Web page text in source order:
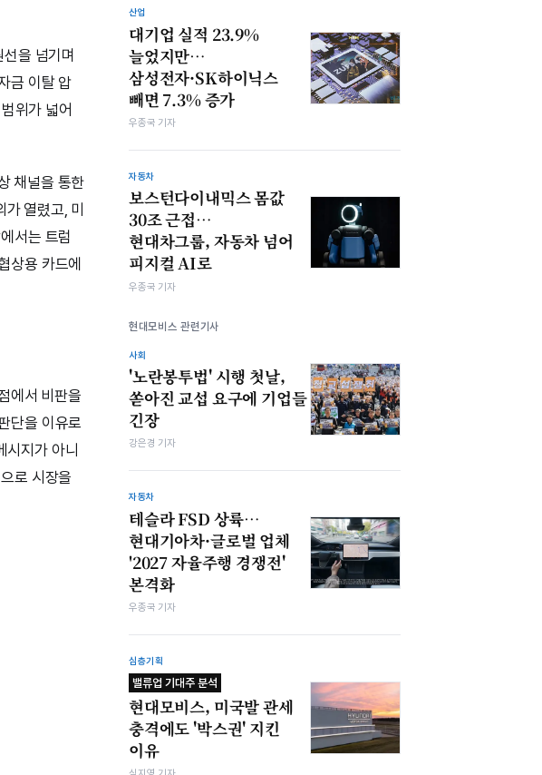
을 넘기며
금 이탈 압
위가 넓어
채널을 통한
가 열렸고, 미
서는 트럼
상용 카드에
에서 비판을
단을 이유로
시지가 아니
로 시장을
산업
대기업 실적 23.9%
늘었지만…
삼성전자·SK하이닉스
빼면 7.3% 증가
우종국 기자
자동차
보스턴다이내믹스 몸값
30조 근접…
현대차그룹, 자동차 넘어
피지컬 AI로
우종국 기자
현대모비스 관련기사
사회
'노란봉투법' 시행 첫날,
쏟아진 교섭 요구에 기업들
긴장
강은경 기자
자동차
테슬라 FSD 상륙…
현대기아차·글로벌 업체
'2027 자율주행 경쟁전'
본격화
우종국 기자
심층기획
밸류업 기대주 분석
현대모비스, 미국발 관세
충격에도 '박스권' 지킨
이유